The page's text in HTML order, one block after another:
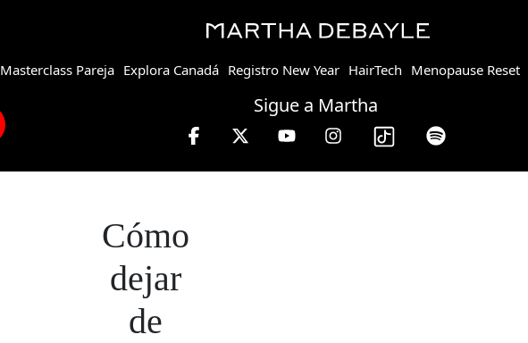
Masterclass Pareja Explora Canadá Registro New Year HairTech Menopause Reset
Sigue a Martha
Cómo
dejar
de